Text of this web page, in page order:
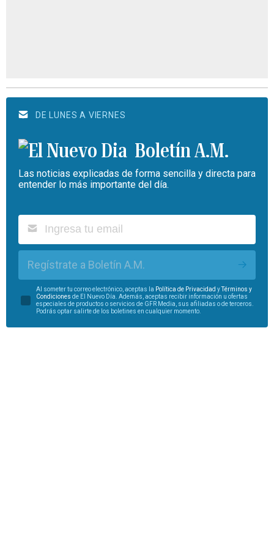
DE LUNES A VIERNES
Boletín A.M.
Las noticias explicadas de forma sencilla y directa para
entender lo más importante del día.
Regístrate a Boletín A.M.
Al someter tu correo electrónico, aceptas la Política de Privacidad yTérminos y
Condiciones de El Nuevo Día. Además, aceptas recibir información u ofertas
especiales de productos o servicios de GFR Media, sus afiliadas o de terceros.
Podrás optar salirte de los boletines en cualquier momento.